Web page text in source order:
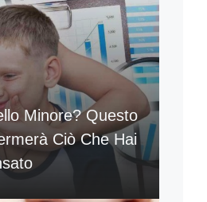
Minore? Questo
Ciò Che Hai